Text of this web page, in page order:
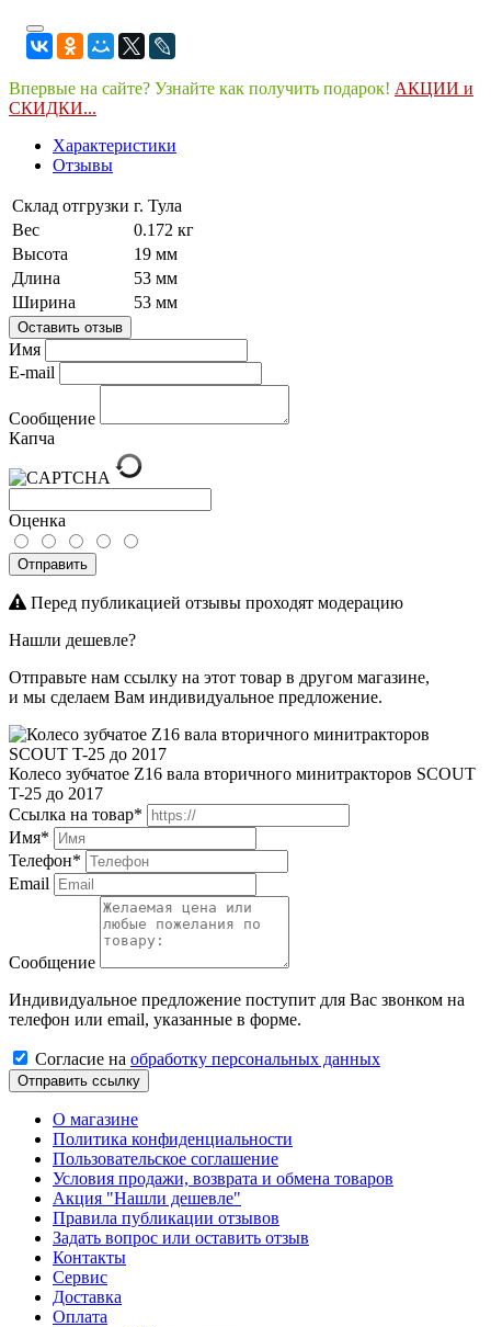
Впервые на сайте? Узнайте как получить подарок! АКЦИИ и
СКИДКИ...
Характеристики
Отзывы
Склад отгрузки г. Тула
Вес
0.172 кг
Высота
19 мм
Длина
53 мм
Ширина
53 мм
Оставить отзыв
Имя
E-mail
Сообщение
Капча
Оценка
Отправить
Перед публикацией отзывы проходят модерацию
Нашли дешевле?
Отправьте нам ссылку на этот товар в другом магазине,
и мы сделаем Вам индивидуальное предложение.
Колесо зубчатое Z16 вала вторичного минитракторов SCOUT
T-25 до 2017
Ссылка на товар*
Имя*
Телефон*
Email
Сообщение
Индивидуальное предложение поступит для Вас звонком на
телефон или email, указанные в форме.
Cогласиe на обработку персональных данных
Отправить ссылку
О магазине
Политика конфиденциальности
Пользовательское соглашение
Условия продажи, возврата и обмена товаров
Акция "Нашли дешевле"
Правила публикации отзывов
Задать вопрос или оставить отзыв
Контакты
Сервис
Доставка
Оплата